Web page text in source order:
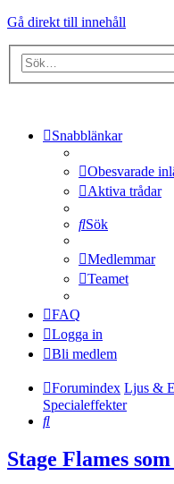
Gå direkt till innehåll
Snabblänkar
Obesvarade
Aktiva trådar
Sök
Medlemmar
Teamet
FAQ
Logga in
Bli medlem
Forumindex Ljus &
Specialeffekter
Sök
Stage Flames